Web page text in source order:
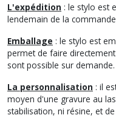
L'expédition : le stylo est
lendemain de la
Emballage : le stylo est
permet de faire
sont possible sur demande.
La personnalisation : il
moyen d'une gravure au
stabilisation, ni résine, et